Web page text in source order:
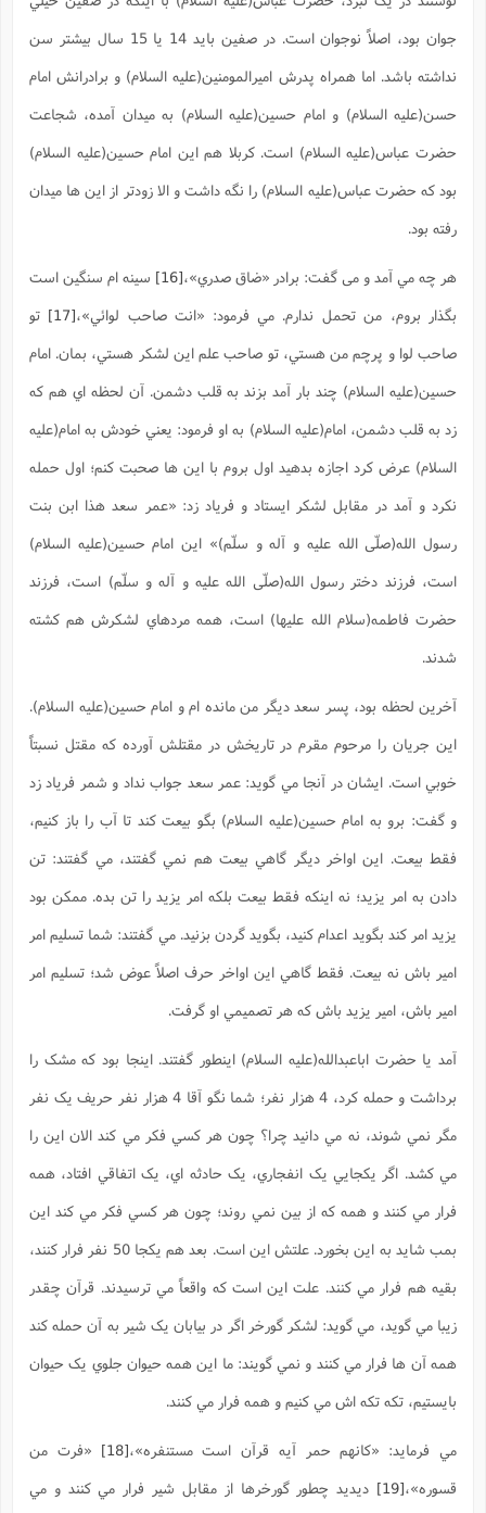
جوان بود، اصلاً نوجوان است. در صفين بايد 14 يا 15 سال بيشتر سن
نداشته باشد. اما همراه پدرش اميرالمومنين(علیه السلام) و برادرانش امام
حسن(علیه السلام) و امام حسين(علیه السلام) به ميدان آمده، شجاعت
حضرت عباس(علیه السلام) است. کربلا هم اين امام حسين(علیه السلام)
بود که حضرت عباس(علیه السلام) را نگه داشت و الا زودتر از اين ها ميدان
رفته بود.
هر چه مي آمد و می گفت: برادر «ضاق صدري»،[16]
سينه ام سنگين است
بگذار بروم، من تحمل ندارم. مي فرمود: «انت صاحب لوائي»،[17]
تو
صاحب لوا و پرچم من هستي، تو صاحب علم اين لشکر هستي، بمان. امام
حسين(علیه السلام) چند بار آمد بزند به قلب دشمن. آن لحظه اي هم که
زد به قلب دشمن، امام(علیه السلام) به او فرمود: يعني خودش به امام(علیه
السلام) عرض کرد اجازه بدهيد اول بروم با اين ها صحبت کنم؛ اول حمله
نکرد و آمد در مقابل لشکر ايستاد و فرياد زد: «عمر سعد هذا ابن بنت
رسول الله(صلّی الله علیه و آله و سلّم)» اين امام حسين(علیه السلام)
است، فرزند دختر رسول الله(صلّی الله علیه و آله و سلّم) است، فرزند
حضرت فاطمه(سلام الله علیها) است، همه مردهاي لشکرش هم کشته
شدند.
آخرين لحظه بود، پسر سعد ديگر من مانده ام و امام حسين(علیه السلام).
اين جريان را مرحوم مقرم در تاريخش در مقتلش آورده که مقتل نسبتاً
خوبي است. ايشان در آنجا مي گويد: عمر سعد جواب نداد و شمر فرياد زد
و گفت: برو به امام حسين(علیه السلام) بگو بيعت کند تا آب را باز کنيم،
فقط بيعت. اين اواخر ديگر گاهي بيعت هم نمي گفتند، مي گفتند: تن
دادن به امر يزيد؛ نه اينکه فقط بيعت بلکه امر يزيد را تن بده. ممکن بود
يزيد امر کند بگويد اعدام کنيد، بگويد گردن بزنيد. مي گفتند: شما تسليم امر
امير باش نه بيعت. فقط گاهي اين اواخر حرف اصلاً عوض شد؛ تسليم امر
امير باش، امير يزيد باش که هر تصميمي او گرفت.
آمد يا حضرت اباعبدالله(علیه السلام) اينطور گفتند. اينجا بود که مشک را
برداشت و حمله کرد، 4 هزار نفر؛ شما نگو آقا 4 هزار نفر حريف يک نفر
مگر نمي شوند، نه مي دانيد چرا؟ چون هر کسي فکر مي کند الان اين را
مي کشد. اگر يکجايي يک انفجاري، يک حادثه اي، يک اتفاقي افتاد، همه
فرار مي کنند و همه که از بين نمي روند؛ چون هر کسي فکر مي کند اين
بمب شايد به اين بخورد. علتش اين است. بعد هم يکجا 50 نفر فرار کنند،
بقيه هم فرار مي کنند. علت اين است که واقعاً مي ترسيدند. قرآن چقدر
زيبا مي گويد، مي گويد: لشکر گورخر اگر در بيابان يک شير به آن حمله کند
همه آن ها فرار مي کنند و نمي گويند: ما اين همه حيوان جلوي يک حيوان
بايستيم، تکه تکه اش مي کنيم و همه فرار مي کنند.
مي فرمايد: «کانهم حمر آيه قرآن است مستنفره»،[18]
«فرت من
قسوره»،[19]
ديديد چطور گورخرها از مقابل شير فرار مي کنند و مي